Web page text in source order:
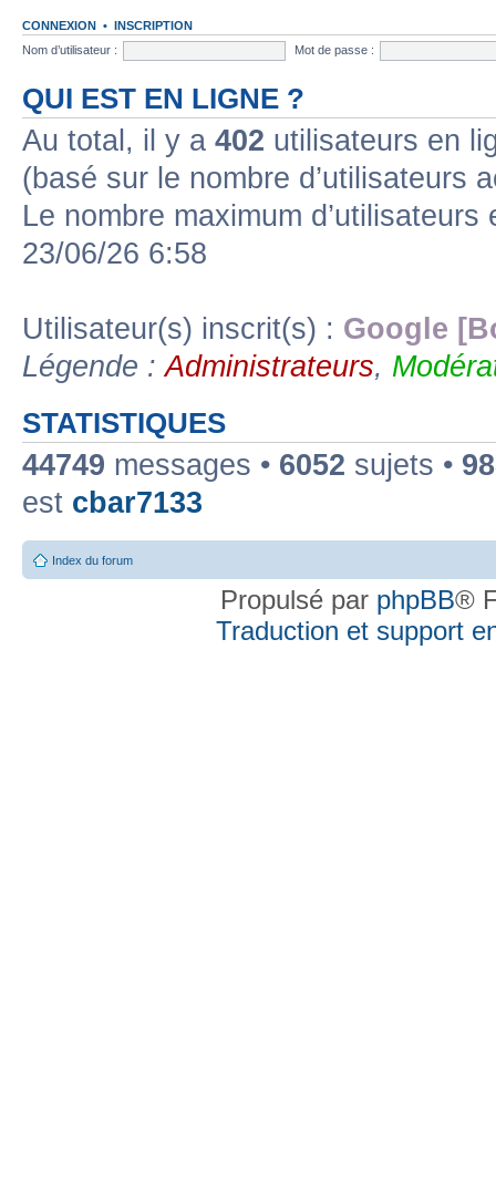
CONNEXION • INSCRIPTION
Nom d’utilisateur :
Mot de passe :
QUI EST EN LIGNE ?
Au total, il y a 402 utilisateurs en
(basé sur le nombre d’utilisateurs
Le nombre maximum
23/06/26 6:58
Utilisateur(s) inscrit(s) : Google
Légende :Administrateurs,
STATISTIQUES
44749 messages • 6052 sujets •
est cbar7133
Index du forum
Propulsé par phpBB®
Traduction et support